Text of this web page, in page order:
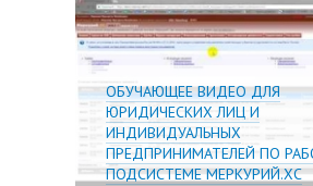
ОБУЧАЮЩЕЕ ВИДЕО ДЛЯ
ЮРИДИЧЕСКИХ ЛИЦ И
ИНДИВИДУАЛЬНЫХ
ПРЕДПРИНИМАТЕЛЕЙ ПО
ПОДСИСТЕМЕ МЕРКУРИЙ.ХС